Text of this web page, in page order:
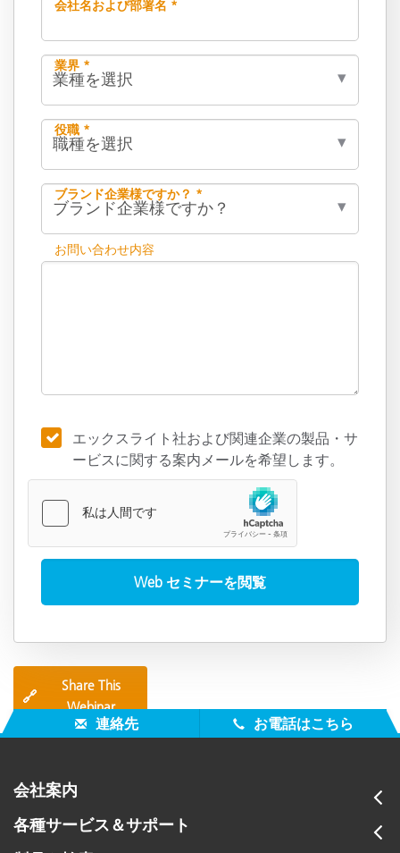
会社名および部署名 *
業界 *
役職 *
ブランド企業様ですか？ *
お問い合わせ内容
エックスライト社および関連企業の製品・サ
ービスに関する案内メールを希望します。
🔗
Share This
Webinar
連絡先 お電話はこちら
会社案内
各種サービス＆サポート